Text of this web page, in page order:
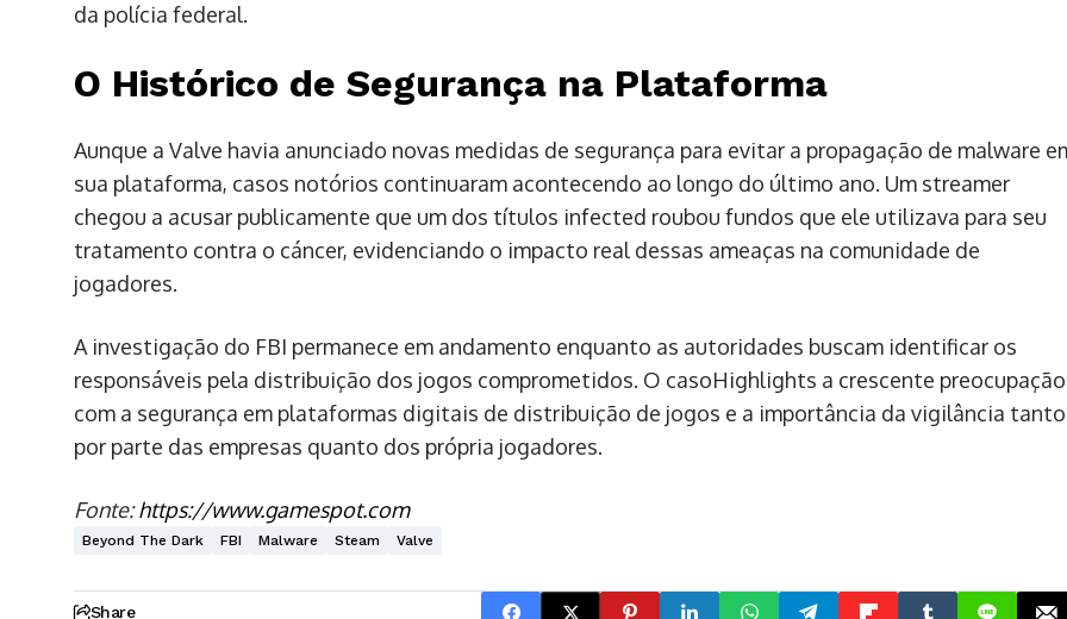
da polícia federal.
O Histórico de Segurança na Plataforma
Aunque a Valve havia anunciado novas medidas de segurança para evitar a propagação de malware
sua plataforma, casos notórios continuaram acontecendo ao longo do último ano. Um streamer
chegou a acusar publicamente que um dos títulos infected roubou fundos que ele utilizava para seu
tratamento contra o cáncer, evidenciando o impacto real dessas ameaças na comunidade de
jogadores.
A investigação do FBI permanece em andamento enquanto as autoridades buscam identificar os
responsáveis pela distribuição dos jogos comprometidos. O casoHighlights a crescente preocupação
com a segurança em plataformas digitais de distribuição de jogos e a importância da vigilância tanto
por parte das empresas quanto dos própria jogadores.
Fonte:https://www.gamespot.com
Beyond The Dark FBI Malware Steam Valve
Share